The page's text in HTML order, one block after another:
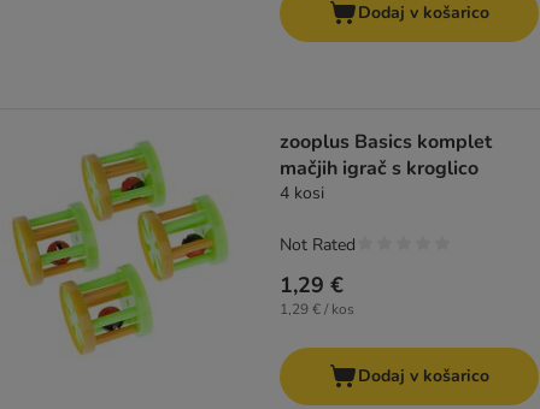
Dodaj v košarico
zooplus Basics komplet
mačjih igrač s kroglico
4 kosi
1,29 €
1,29 € / kos
Not Rated
Dodaj v košarico